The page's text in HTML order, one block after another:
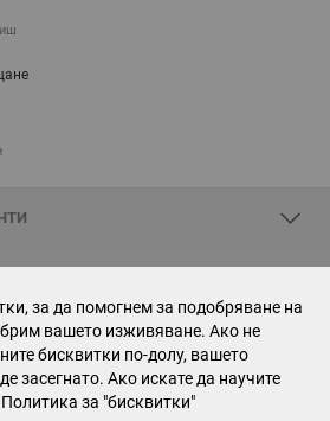
за да помогнем за подобряване на
вашето изживяване. Ако не
бисквитки по-долу, вашето
засегнато. Ако искате да научите
Политика за "бисквитки"